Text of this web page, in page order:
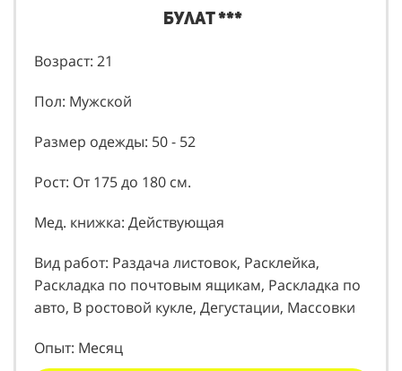
Нет в черном списке
Возраст: 21
Пол: Мужской
Размер одежды: 50 - 52
Рост: От 175 до 180 см.
Мед. книжка: Действующая
Вид работ: Раздача листовок, Расклейка,
Раскладка по почтовым ящикам, Раскладка по
авто, В ростовой кукле, Дегустации, Массовки